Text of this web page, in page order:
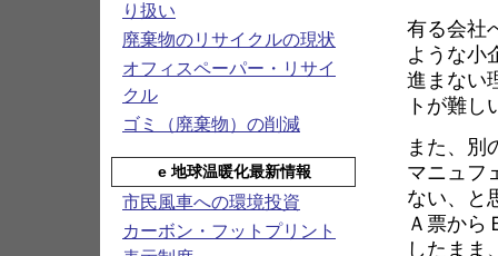
有る会社
ような小
進まない
トが難
また、別
マニュフ
ない、と
Ａ票から
したまま
り扱い
廃棄物のリサイクルの現状
オフィスペーパー・リサイ
クル
ゴミ（廃棄物）の削減
e 地球温暖化最新情報
市民風車への環境投資
カーボン・フットプリント